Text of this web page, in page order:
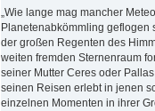
„Wie lange mag mancher
Planetenabkömmling geflogen
der großen Regenten des
weiten fremden Sternenraum
seiner Mutter Ceres oder
seinen Reisen erlebt in jenen
einzelnen Momenten in ihrer